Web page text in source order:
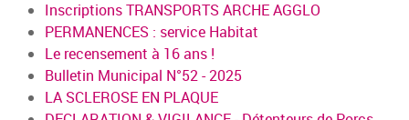
Inscriptions TRANSPORTS ARCHE AGGLO
PERMANENCES : service Habitat
Le recensement à 16 ans !
Bulletin Municipal N°52 - 2025
LA SCLEROSE EN PLAQUE